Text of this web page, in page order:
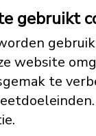
gebruikt
website
te